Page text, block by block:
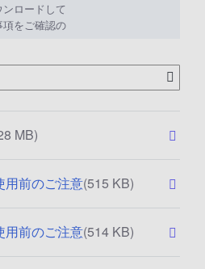
ロードして
をご確認の
MB)公
:
2
1
9
用前のご注意(515 KB)公
:
2
用前のご注意(514 KB)公